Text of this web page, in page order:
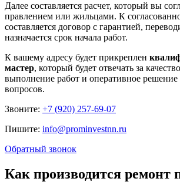
Далее составляется расчет, который вы
правлением или жильцами. К
составляется договор с гарантией,
назначается срок начала работ.
К вашему адресу будет прикреплен
мастер, который будет отвечать за
выполнение работ и оперативное
вопросов.
Звоните: +7 (920) 257-69-07
Пишите: info@prominvestnn.ru
Обратный звонок
Как производится ремонт